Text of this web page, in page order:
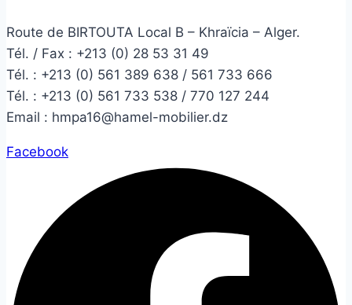
Route de BIRTOUTA Local B – Khraïcia – Alger.
Tél. / Fax : +213 (0) 28 53 31 49
Tél. : +213 (0) 561 389 638 / 561 733 666
Tél. : +213 (0) 561 733 538 / 770 127 244
Email : hmpa16@hamel-mobilier.dz
Facebook